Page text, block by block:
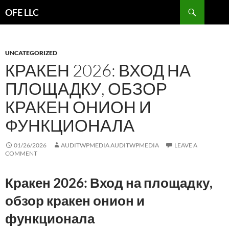
OFE LLC
UNCATEGORIZED
КРАКЕН 2026: ВХОД НА
ПЛОЩАДКУ, ОБЗОР
КРАКЕН ОНИОН И
ФУНКЦИОНАЛА
01/26/2026 AUDITWPMEDIA AUDITWPMEDIA
LEAVE A
COMMENT
Кракен 2026: Вход на площадку,
обзор кракен онион и
функционала